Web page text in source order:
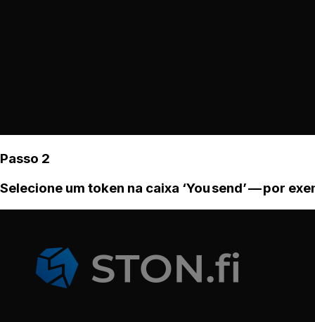
Passo 2
Selecione um token na caixa ‘You send’ — por